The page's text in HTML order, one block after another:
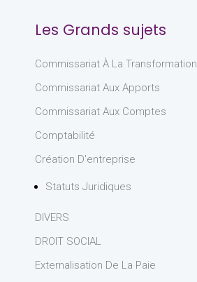
Les Grands sujets
Commissariat À La Transformation
Commissariat Aux Apports
Commissariat Aux Comptes
Comptabilité
Création D'entreprise
Statuts Juridiques
DIVERS
DROIT SOCIAL
Externalisation De La Paie